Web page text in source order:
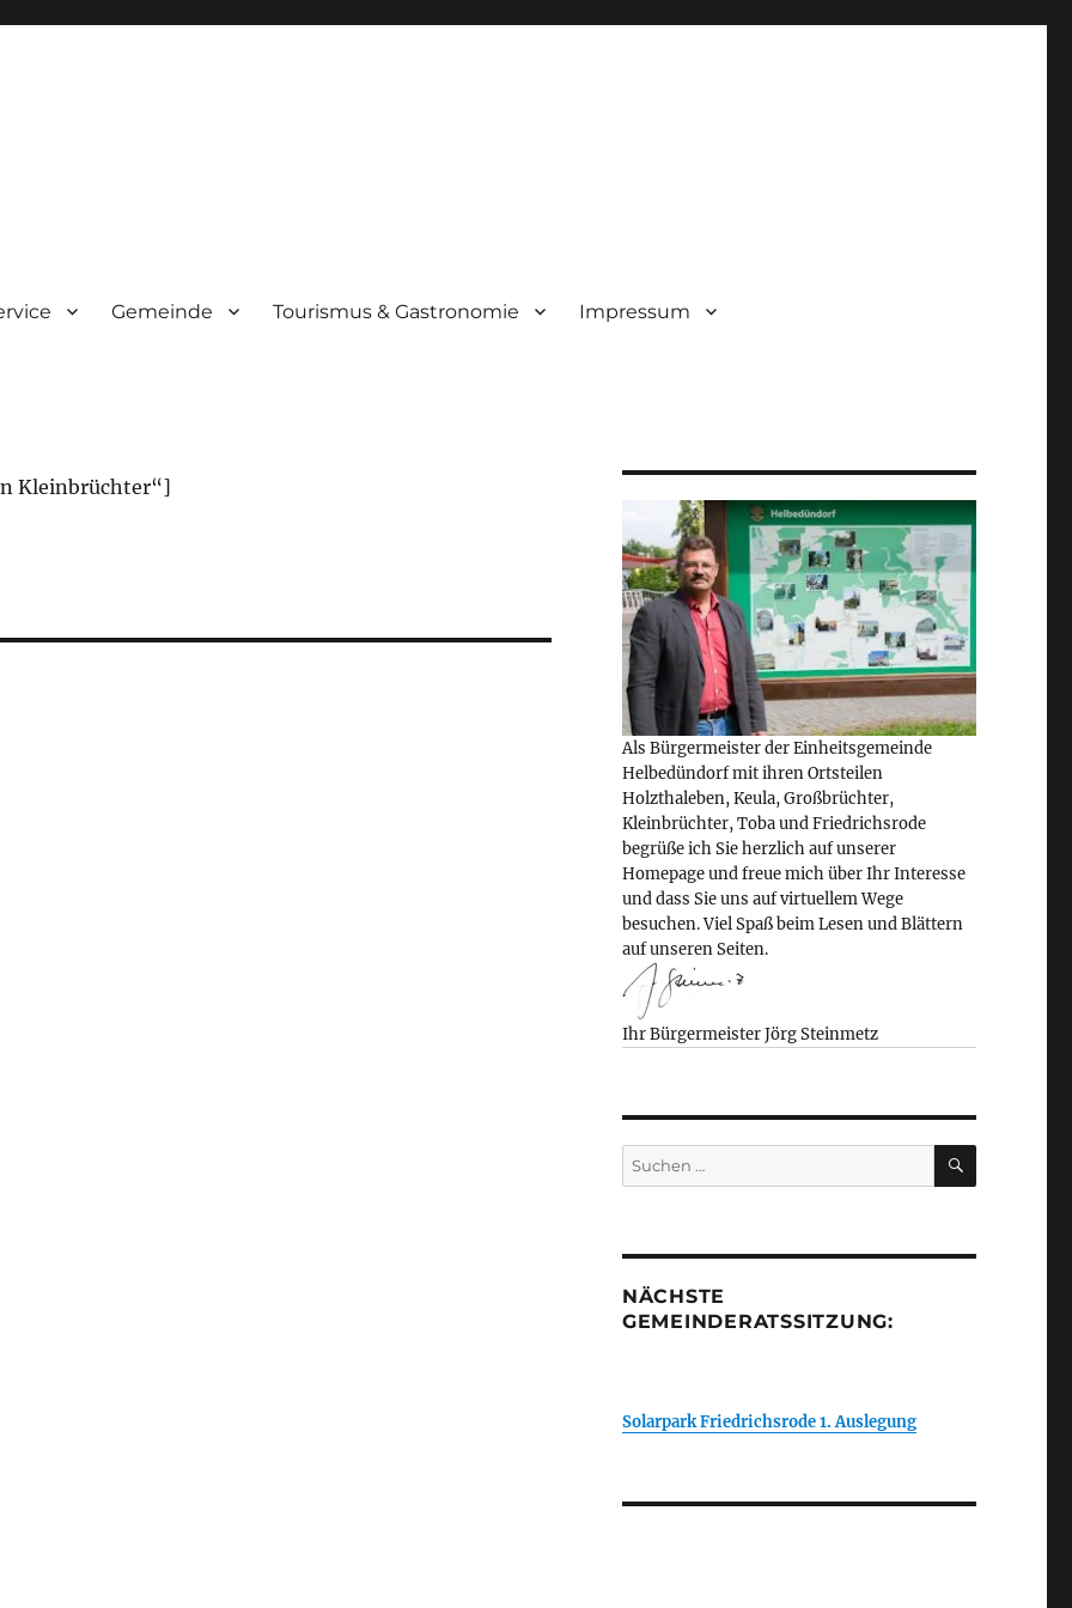
Gemeinde Tourismus & Gastronomie Impressum
Kleinbrüchter“]
Als Bürgermeister der Einheitsgemeinde
Helbedündorf mit ihren Ortsteilen
Holzthaleben, Keula, Großbrüchter,
Kleinbrüchter, Toba und Friedrichsrode
begrüße ich Sie herzlich auf unserer
Homepage und freue mich über Ihr Interesse
und dass Sie uns auf virtuellem Wege
besuchen. Viel Spaß beim Lesen und Blättern
auf unseren Seiten.
Ihr Bürgermeister Jörg Steinmetz
Suchen
nach:
SUCHEN
NÄCHSTE
GEMEINDERATSSITZUNG:
Solarpark Friedrichsrode 1. Auslegung